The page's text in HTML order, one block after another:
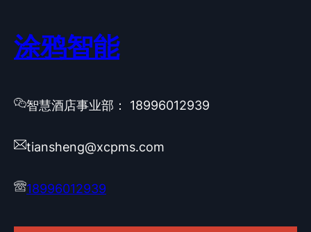
涂鸦智能
智慧酒店事业部： 18996012939
tiansheng@xcpms.com
18996012939